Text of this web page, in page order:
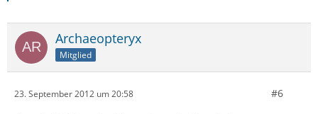
Archaeopteryx
Mitglied
23. September 2012 um 20:58 #6